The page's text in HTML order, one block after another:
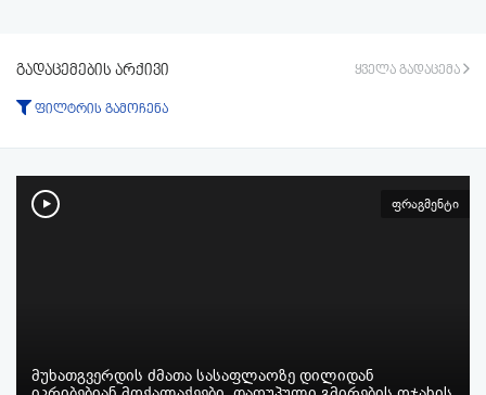
გადაცემების არქივი ყველა გადაცემა
ფილტრის გამოჩენა
ტიპი:
ყველა გადაცემა ფრაგმენტი
პერიოდი:
ფრაგმენტი
მუხათგვერდის ძმათა სასაფლაოზე დილიდან